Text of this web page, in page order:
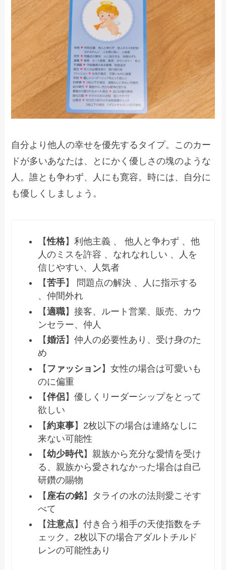
自分より他人の幸せを優先するタイプ。このカー
ドが多いあなたは、とにかく優しさの塊のような
人。誰とも争わず、人にも寛容。時には、自分に
も優しくしましょう。
【性格】利他主義 、 他人と争わず 、他
人のミスを許容 、なれなれしい 、人を
信じやすい、人気者
【苦手】 問題点の解決 、人に指示する
、仲間外れ
【適職】接客、ルート営業、販売、カウ
ンセラー、仲人
【婚活】仲人の必要性あり、受け身のた
め
【 ファッション 】女性の場合は可愛いも
のに偏重
【伴侶】優しくリーダーシップをとって
欲しい
【約束事】2枚以下の場合は連絡なしに
来ない可能性
【幼少時代】親族から充分な愛情を受け
る、親族から愛されなかった場合は自己
研鑽の賜物
【 座右の銘】タライの水の法則愛こそす
べて
【注意点 】付き合う相手の天使指数をチ
ェック。2枚以下の場合アダルトチルド
レンの可能性あり